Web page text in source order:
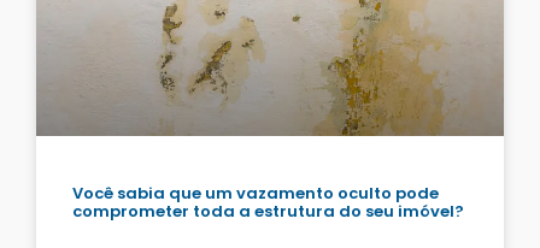
Você sabia que um vazamento oculto pode
comprometer toda a estrutura do seu imóvel?